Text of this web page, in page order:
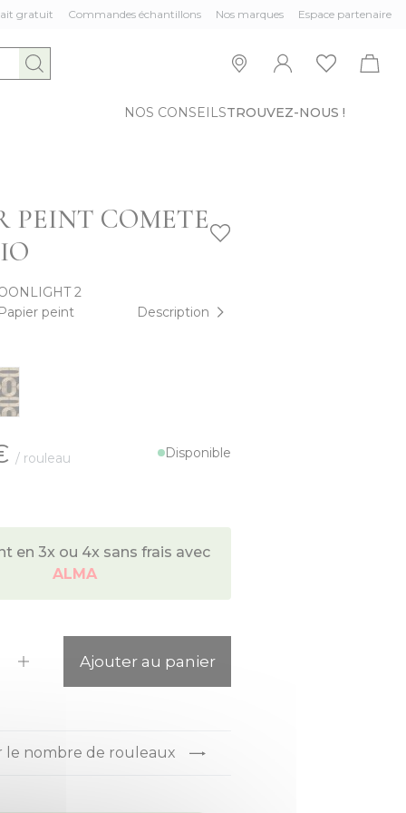
gratuit Commandes échantillons Nos marques Espace partenaire
NOS CONSEILSTROUVEZ-NOUS !
PEINT COMETE
2
Papier peint Description
/ rouleau Disponible
en 3x ou 4x sans frais avec
ALMA
Ajouter au panier
le nombre de rouleaux